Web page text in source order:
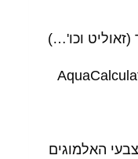
וכו'…)
האלמוגים